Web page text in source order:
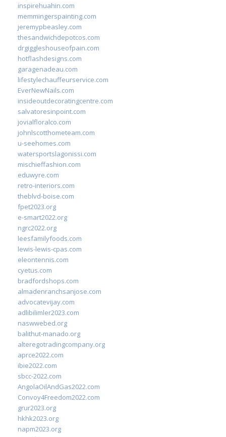
inspirehuahin.com
memmingerspainting.com
jeremypbeasley.com
thesandwichdepotcos.com
drgiggleshouseofpain.com
hotflashdesigns.com
garagenadeau.com
lifestylechauffeurservice.com
EverNewNails.com
insideoutdecoratingcentre.com
salvatoresinpoint.com
jovialfloralco.com
johnlscotthometeam.com
u-seehomes.com
watersportslagonissi.com
mischieffashion.com
eduwyre.com
retro-interiors.com
theblvd-boise.com
fpet2023.org
e-smart2022.org
ngrc2022.org
leesfamilyfoods.com
lewis-lewis-cpas.com
eleontennis.com
cyetus.com
bradfordshops.com
almadenranchsanjose.com
advocatevijay.com
adlibilimler2023.com
naswwebed.org
balithut-manado.org
alteregotradingcompany.org
aprce2022.com
ibie2022.com
sbcc-2022.com
AngolaOilAndGas2022.com
Convoy4Freedom2022.com
grur2023.org
hkhk2023.org
napm2023.org